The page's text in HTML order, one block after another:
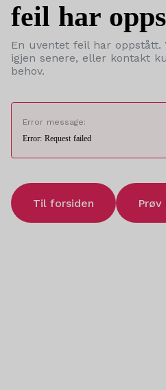
feil har
En uventet feil har oppstått.
igjen senere, eller kontakt
behov.
Error message:
Error: Request failed
Til forsiden Prøv